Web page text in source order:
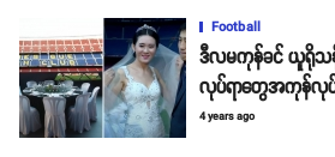
Football
ဒီလမကုန်ခင် ယူရိုသန်
လုပ်ရာတွေအကုန်လု
4 years ago